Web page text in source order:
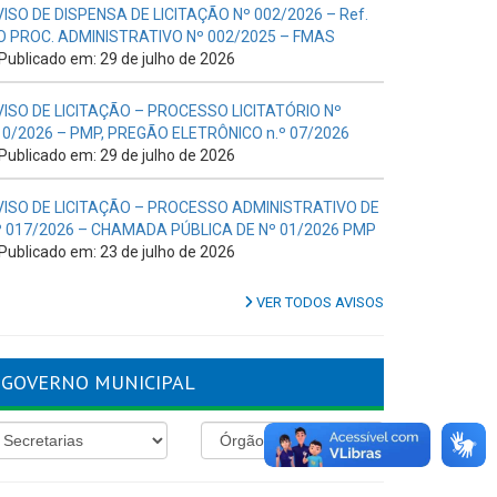
DE DISPENSA DE LICITAÇÃO Nº 002/2026 – Ref.
PROC. ADMINISTRATIVO Nº 002/2025 – FMAS
Publicado em: 29 de julho de 2026
DE LICITAÇÃO – PROCESSO LICITATÓRIO Nº
2026 – PMP, PREGÃO ELETRÔNICO n.º 07/2026
Publicado em: 29 de julho de 2026
DE LICITAÇÃO – PROCESSO ADMINISTRATIVO DE
017/2026 – CHAMADA PÚBLICA DE Nº 01/2026 PMP
Publicado em: 23 de julho de 2026
VER TODOS AVISOS
GOVERNO MUNICIPAL